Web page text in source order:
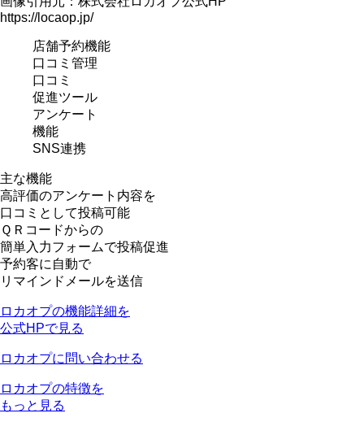
https://locaop.jp/
店舗予約機能
口コミ管理
口コミ
促進ツール
アンケート
機能
SNS連携
主な機能
高評価のアンケート内容を
口コミとして投稿可能
ＱＲコードからの
簡単入力フォームで投稿促進
予約客に自動で
リマインドメールを送信
ロカオプの機能詳細を
公式HPで見る
ロカオプに問い合わせる
ロカオプの特徴を
もっと見る